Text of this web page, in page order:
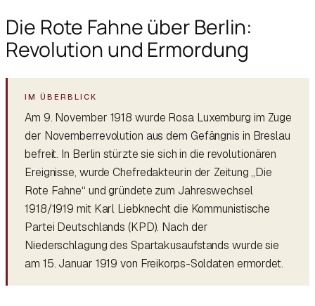
Die Rote Fahne über Berlin:
Revolution und Ermordung
Am 9. November 1918 wurde Rosa Luxemburg im Zuge
der Novemberrevolution aus dem Gefängnis in Breslau
befreit. In Berlin stürzte sie sich in die revolutionären
Ereignisse, wurde Chefredakteurin der Zeitung „Die
Rote Fahne“ und gründete zum Jahreswechsel
1918/1919 mit Karl Liebknecht die Kommunistische
Partei Deutschlands (KPD). Nach der
Niederschlagung des Spartakusaufstands wurde sie
am 15. Januar 1919 von Freikorps-Soldaten ermordet.